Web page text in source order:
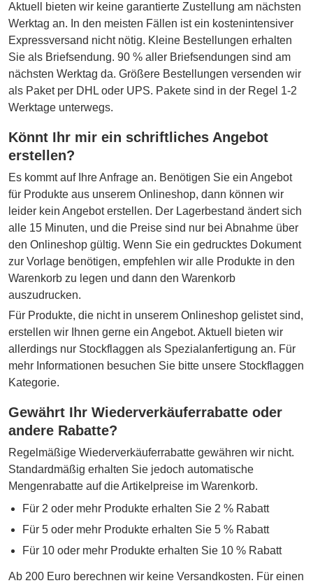
Aktuell bieten wir keine garantierte Zustellung am nächsten
Werktag an. In den meisten Fällen ist ein kostenintensiver
Expressversand nicht nötig. Kleine Bestellungen erhalten
Sie als Briefsendung. 90 % aller Briefsendungen sind am
nächsten Werktag da. Größere Bestellungen versenden wir
als Paket per DHL oder UPS. Pakete sind in der Regel 1-2
Werktage unterwegs.
Könnt Ihr mir ein schriftliches Angebot
erstellen?
Es kommt auf Ihre Anfrage an. Benötigen Sie ein Angebot
für Produkte aus unserem Onlineshop, dann können wir
leider kein Angebot erstellen. Der Lagerbestand ändert sich
alle 15 Minuten, und die Preise sind nur bei Abnahme über
den Onlineshop gültig. Wenn Sie ein gedrucktes Dokument
zur Vorlage benötigen, empfehlen wir alle Produkte in den
Warenkorb zu legen und dann den Warenkorb
auszudrucken.
Für Produkte, die nicht in unserem Onlineshop gelistet sind,
erstellen wir Ihnen gerne ein Angebot. Aktuell bieten wir
allerdings nur Stockflaggen als Spezialanfertigung an. Für
mehr Informationen besuchen Sie bitte unsere Stockflaggen
Kategorie.
Gewährt Ihr Wiederverkäuferrabatte oder
andere Rabatte?
Regelmäßige Wiederverkäuferrabatte gewähren wir nicht.
Standardmäßig erhalten Sie jedoch automatische
Mengenrabatte auf die Artikelpreise im Warenkorb.
Für 2 oder mehr Produkte erhalten Sie 2 % Rabatt
Für 5 oder mehr Produkte erhalten Sie 5 % Rabatt
Für 10 oder mehr Produkte erhalten Sie 10 % Rabatt
Ab 200 Euro berechnen wir keine Versandkosten. Für einen